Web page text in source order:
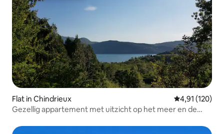
Flat in Chindrieux Gemiddelde
4,91 (120)
Gezellig appartement met uitzicht op het meer en de